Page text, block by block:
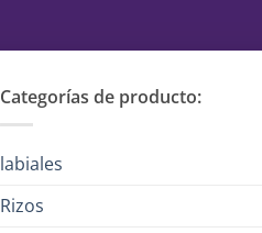
Categorías de producto:
labiales
Rizos